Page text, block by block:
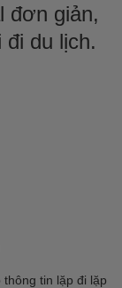
đơn giản,
du lịch.
tin lặp đi lặp